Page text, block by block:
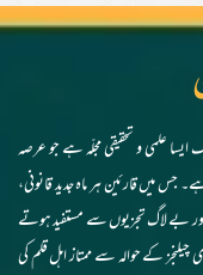
ایسا علمی و تحقیقی مجلّہ ہے جو عرصہ
میں قارئین ہر ماہ جدید قانونی،
اور بے لاگ تجزیوں سے مستفید ہوتے
کے حوالہ سے ممتاز اہل قلم کی